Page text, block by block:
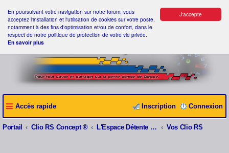
J'accepte
En poursuivant votre navigation sur notre forum, vous
acceptez l'installation et l'utilisation de cookies sur votre poste,
notamment à des fins d'optimisation et/ou de confort, dans le
respect de notre politique de protection de votre vie privée.
En savoir plus
Accès rapide Connexion
Inscription
Portail Clio RS Concept ® L'Espace Détente Clio RS Concept ® Vos Clio RS